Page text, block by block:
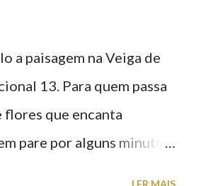
a paisagem na Veiga de
13. Para quem passa
que encanta
pare por alguns minutos
LER MAIS